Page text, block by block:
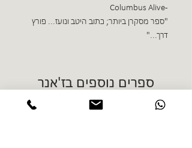
- Columbus Alive
"ספר מסקרן ביותר; כתוב היטב ונועז... פורץ
דרך..."
ספרים נוספים בז'אנר